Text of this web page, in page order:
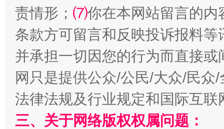
阿坝州三大球赛在茂县开幕 规模
责情形； ⑺你在本网站留言的内
条款方可留言和反映投诉报料
并承担一切因您的行为而直接
网只是提供公众/公民/大众/民
法律法规及行业规定和国际互
三、关于网络版权权属问题：